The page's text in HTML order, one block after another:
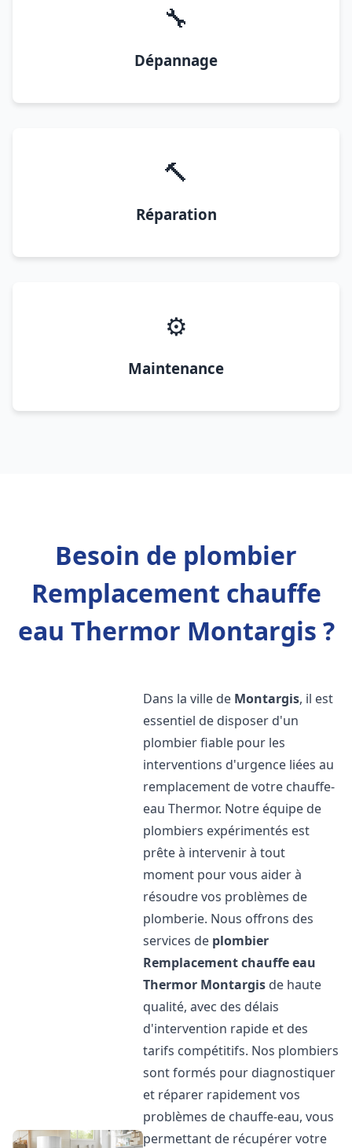
🔧
Dépannage
🔨
Réparation
⚙️
Maintenance
Besoin de plombier
Remplacement chauffe
eau Thermor Montargis ?
Dans la ville de Montargis, il est
essentiel de disposer d'un
plombier fiable pour les
interventions d'urgence liées au
remplacement de votre chauffe-
eau Thermor. Notre équipe de
plombiers expérimentés est
prête à intervenir à tout
moment pour vous aider à
résoudre vos problèmes de
plomberie. Nous offrons des
services de plombier
Remplacement chauffe eau
Thermor Montargis de haute
qualité, avec des délais
d'intervention rapide et des
tarifs compétitifs. Nos plombiers
sont formés pour diagnostiquer
et réparer rapidement vos
problèmes de chauffe-eau, vous
permettant de récupérer votre